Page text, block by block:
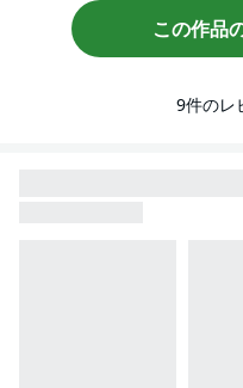
この作品
9件のレ